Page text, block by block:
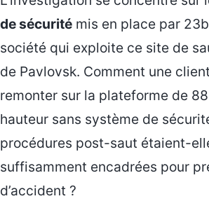
de sécurité mis en place par
société qui exploite ce site de
de Pavlovsk. Comment une
remonter sur la plateforme de
hauteur sans système de
procédures post-saut étaient-
suffisamment encadrées pour
d’accident ?